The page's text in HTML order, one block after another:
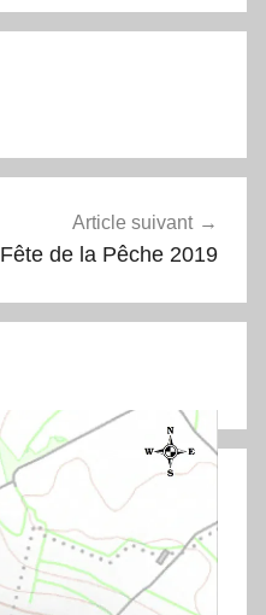
Article suivant
Fête de la Pêche 2019